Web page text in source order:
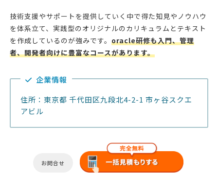
技術支援やサポートを提供していく中で得た知見やノウハウ
を体系立て、実践型のオリジナルのカリキュラムとテキスト
を作成しているのが強みです。 oracle研修も入門、管理
者、開発者向けに豊富なコースがあります。
企業情報
住所：東京都 千代田区九段北4-2-1 市ヶ谷スクエ
アビル
お問合せ